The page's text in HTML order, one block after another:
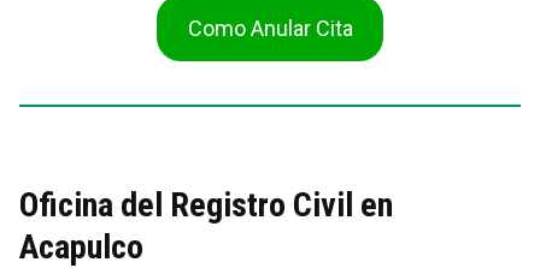
Como Anular Cita
Oficina del Registro Civil en
Acapulco